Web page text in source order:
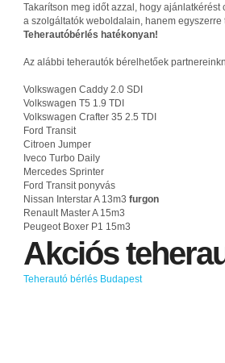
Takarítson meg időt azzal, hogy
a szolgáltatók weboldalain, hanem
Teherautóbérlés hatékonyan!
Az alábbi teherautók bérelhetőek
Volkswagen Caddy 2.0 SDI
Volkswagen T5 1.9 TDI
Volkswagen Crafter 35 2.5 TDI
Ford Transit
Citroen Jumper
Iveco Turbo Daily
Mercedes Sprinter
Ford Transit ponyvás
Nissan Interstar A 13m3 furgon
Renault Master A 15m3
Peugeot Boxer P1 15m3
Akciós
Teherautó bérlés Budapest